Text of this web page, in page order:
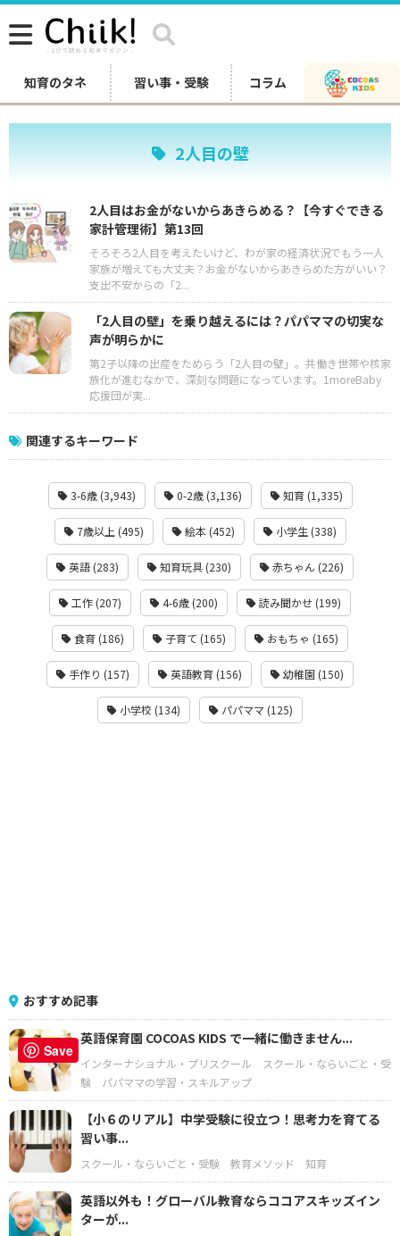
知育のタネ 習い事・受験 コラム
2人目の壁
2人目はお金がないからあきらめる？【今すぐできる
家計管理術】第13回
そろそろ2人目を考えたいけど、わが家の経済状況でもう一人
家族が増えても大丈夫？お金がないからあきらめた方がいい？
支出不安からの「2...
「2人目の壁」を乗り越えるには？パパママの切実な
声が明らかに
第2子以降の出産をためらう「2人目の壁」。共働き世帯や核家
族化が進むなかで、深刻な問題になっています。1moreBaby
応援団が実...
関連するキーワード
3-6歳 (3,943) 0-2歳 (3,136) 知育 (1,335)
7歳以上 (495) 絵本 (452) 小学生 (338)
英語 (283) 知育玩具 (230) 赤ちゃん (226)
工作 (207) 4-6歳 (200) 読み聞かせ (199)
食育 (186) 子育て (165) おもちゃ (165)
手作り (157) 英語教育 (156) 幼稚園 (150)
小学校 (134) パパママ (125)
おすすめ記事
英語保育園 COCOAS KIDS で一緒に働きません...
インターナショナル・プリスクール
スクール・ならいごと・受
験
パパママの学習・スキルアップ
【小６のリアル】中学受験に役立つ！思考力を育てる
習い事...
スクール・ならいごと・受験 教育メソッド 知育
英語以外も！グローバル教育ならココアスキッズイン
ターが...
Save